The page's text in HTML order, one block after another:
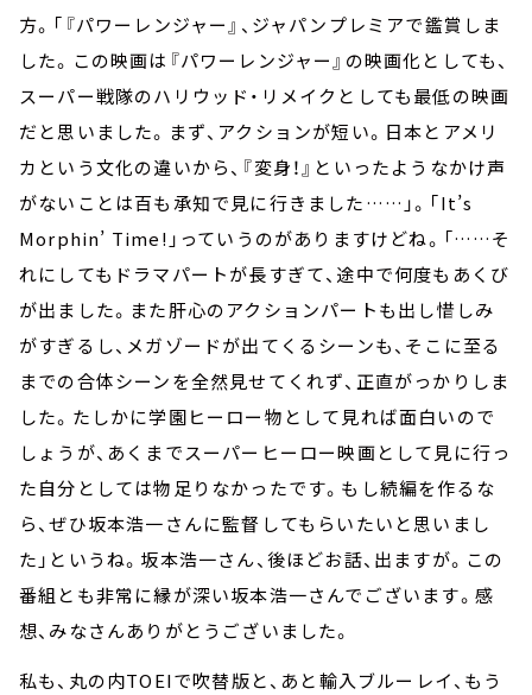
方。「『パワーレンジャー』、ジャパンプレミアで鑑賞しま
した。この映画は『パワーレンジャー』の映画化としても、
スーパー戦隊のハリウッド・リメイクとしても最低の映画
だと思いました。まず、アクションが短い。日本とアメリ
カという文化の違いから、『変身！』といったようなかけ声
がないことは百も承知で見に行きました……」。「It’s
Morphin’ Time!」っていうのがありますけどね。「……そ
れにしてもドラマパートが長すぎて、途中で何度もあくび
が出ました。また肝心のアクションパートも出し惜しみ
がすぎるし、メガゾードが出てくるシーンも、そこに至る
までの合体シーンを全然見せてくれず、正直がっかりしま
した。たしかに学園ヒーロー物として見れば面白いので
しょうが、あくまでスーパーヒーロー映画として見に行っ
た自分としては物足りなかったです。もし続編を作るな
ら、ぜひ坂本浩一さんに監督してもらいたいと思いまし
た」というね。坂本浩一さん、後ほどお話、出ますが。この
番組とも非常に縁が深い坂本浩一さんでございます。感
想、みなさんありがとうございました。
私も、丸の内TOEIで吹替版と、あと輸入ブルーレイ、もう